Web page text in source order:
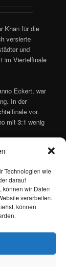
Technologien wie
darauf
können wir Daten
verarbeiten.
können
Khan für die
versierte
und
im Viertelfinale
Eckert, war
In der
vor.
mit 3:1 wenig
(Heppenheim)
Khan (U13)